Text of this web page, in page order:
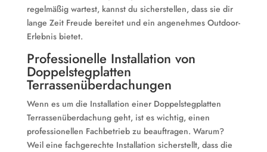
regelmäßig wartest, kannst du sicherstellen, dass sie dir
lange Zeit Freude bereitet und ein angenehmes Outdoor-
Erlebnis bietet.
Professionelle Installation von
Doppelstegplatten
Terrassenüberdachungen
Wenn es um die Installation einer Doppelstegplatten
Terrassenüberdachung geht, ist es wichtig, einen
professionellen Fachbetrieb zu beauftragen. Warum?
Weil eine fachgerechte Installation sicherstellt, dass die